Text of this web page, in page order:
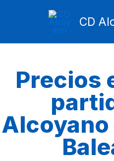
CD
Precios